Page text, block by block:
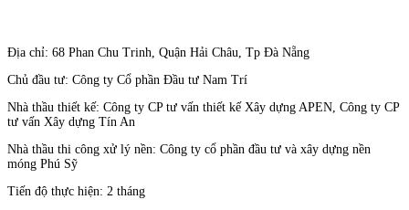
Địa chỉ: 68 Phan Chu Trinh, Quận Hải Châu, Tp Đà Nẵng
Chủ đầu tư: Công ty Cổ phần Đầu tư Nam Trí
Nhà thầu thiết kế: Công ty CP tư vấn thiết kế Xây dựng APEN, Công ty CP
tư vấn Xây dựng Tín An
Nhà thầu thi công xử lý nền: Công ty cổ phần đầu tư và xây dựng nền
móng Phú Sỹ
Tiến độ thực hiện: 2 tháng